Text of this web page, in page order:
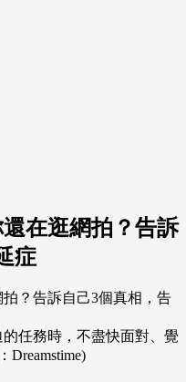
在逛網拍？告訴
症
任務時，不盡快面對、覺
Dreamstime)